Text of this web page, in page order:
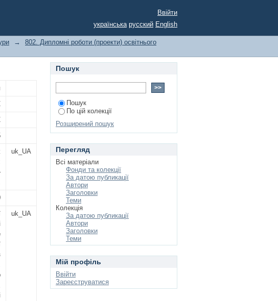
вищої освіти зі
Ввійти
українська русский English
→
802. Дипломні роботи (проекти) освітнього
uk_UA
uk_UA
Пошук
Пошук
По цій колекції
Розширений пошук
Перегляд
Всі матеріали
Фонди та колекції
За датою публикації
Автори
Заголовки
Теми
Колекція
За датою публикації
Автори
Заголовки
Теми
Мій профіль
Ввійти
Зареєструватися